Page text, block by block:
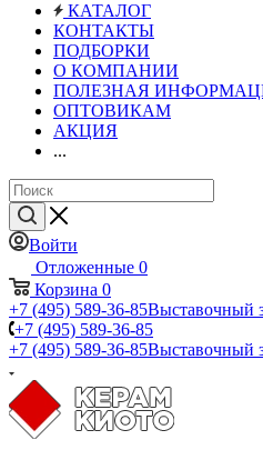
КАТАЛОГ
КОНТАКТЫ
ПОДБОРКИ
О КОМПАНИИ
ПОЛЕЗНАЯ
ОПТОВИКАМ
АКЦИЯ
...
Войти
Отложенные 0
Корзина 0
+7 (495) 589-36-85Выставочный
+7 (495) 589-36-85
+7 (495) 589-36-85Выставочный